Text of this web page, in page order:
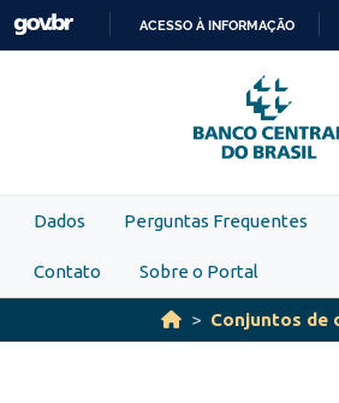
Skip to main content
PARA
O
ACESSO À INFORMAÇÃO
Dados Perguntas Frequentes
Contato Sobre o Portal
Conjuntos de